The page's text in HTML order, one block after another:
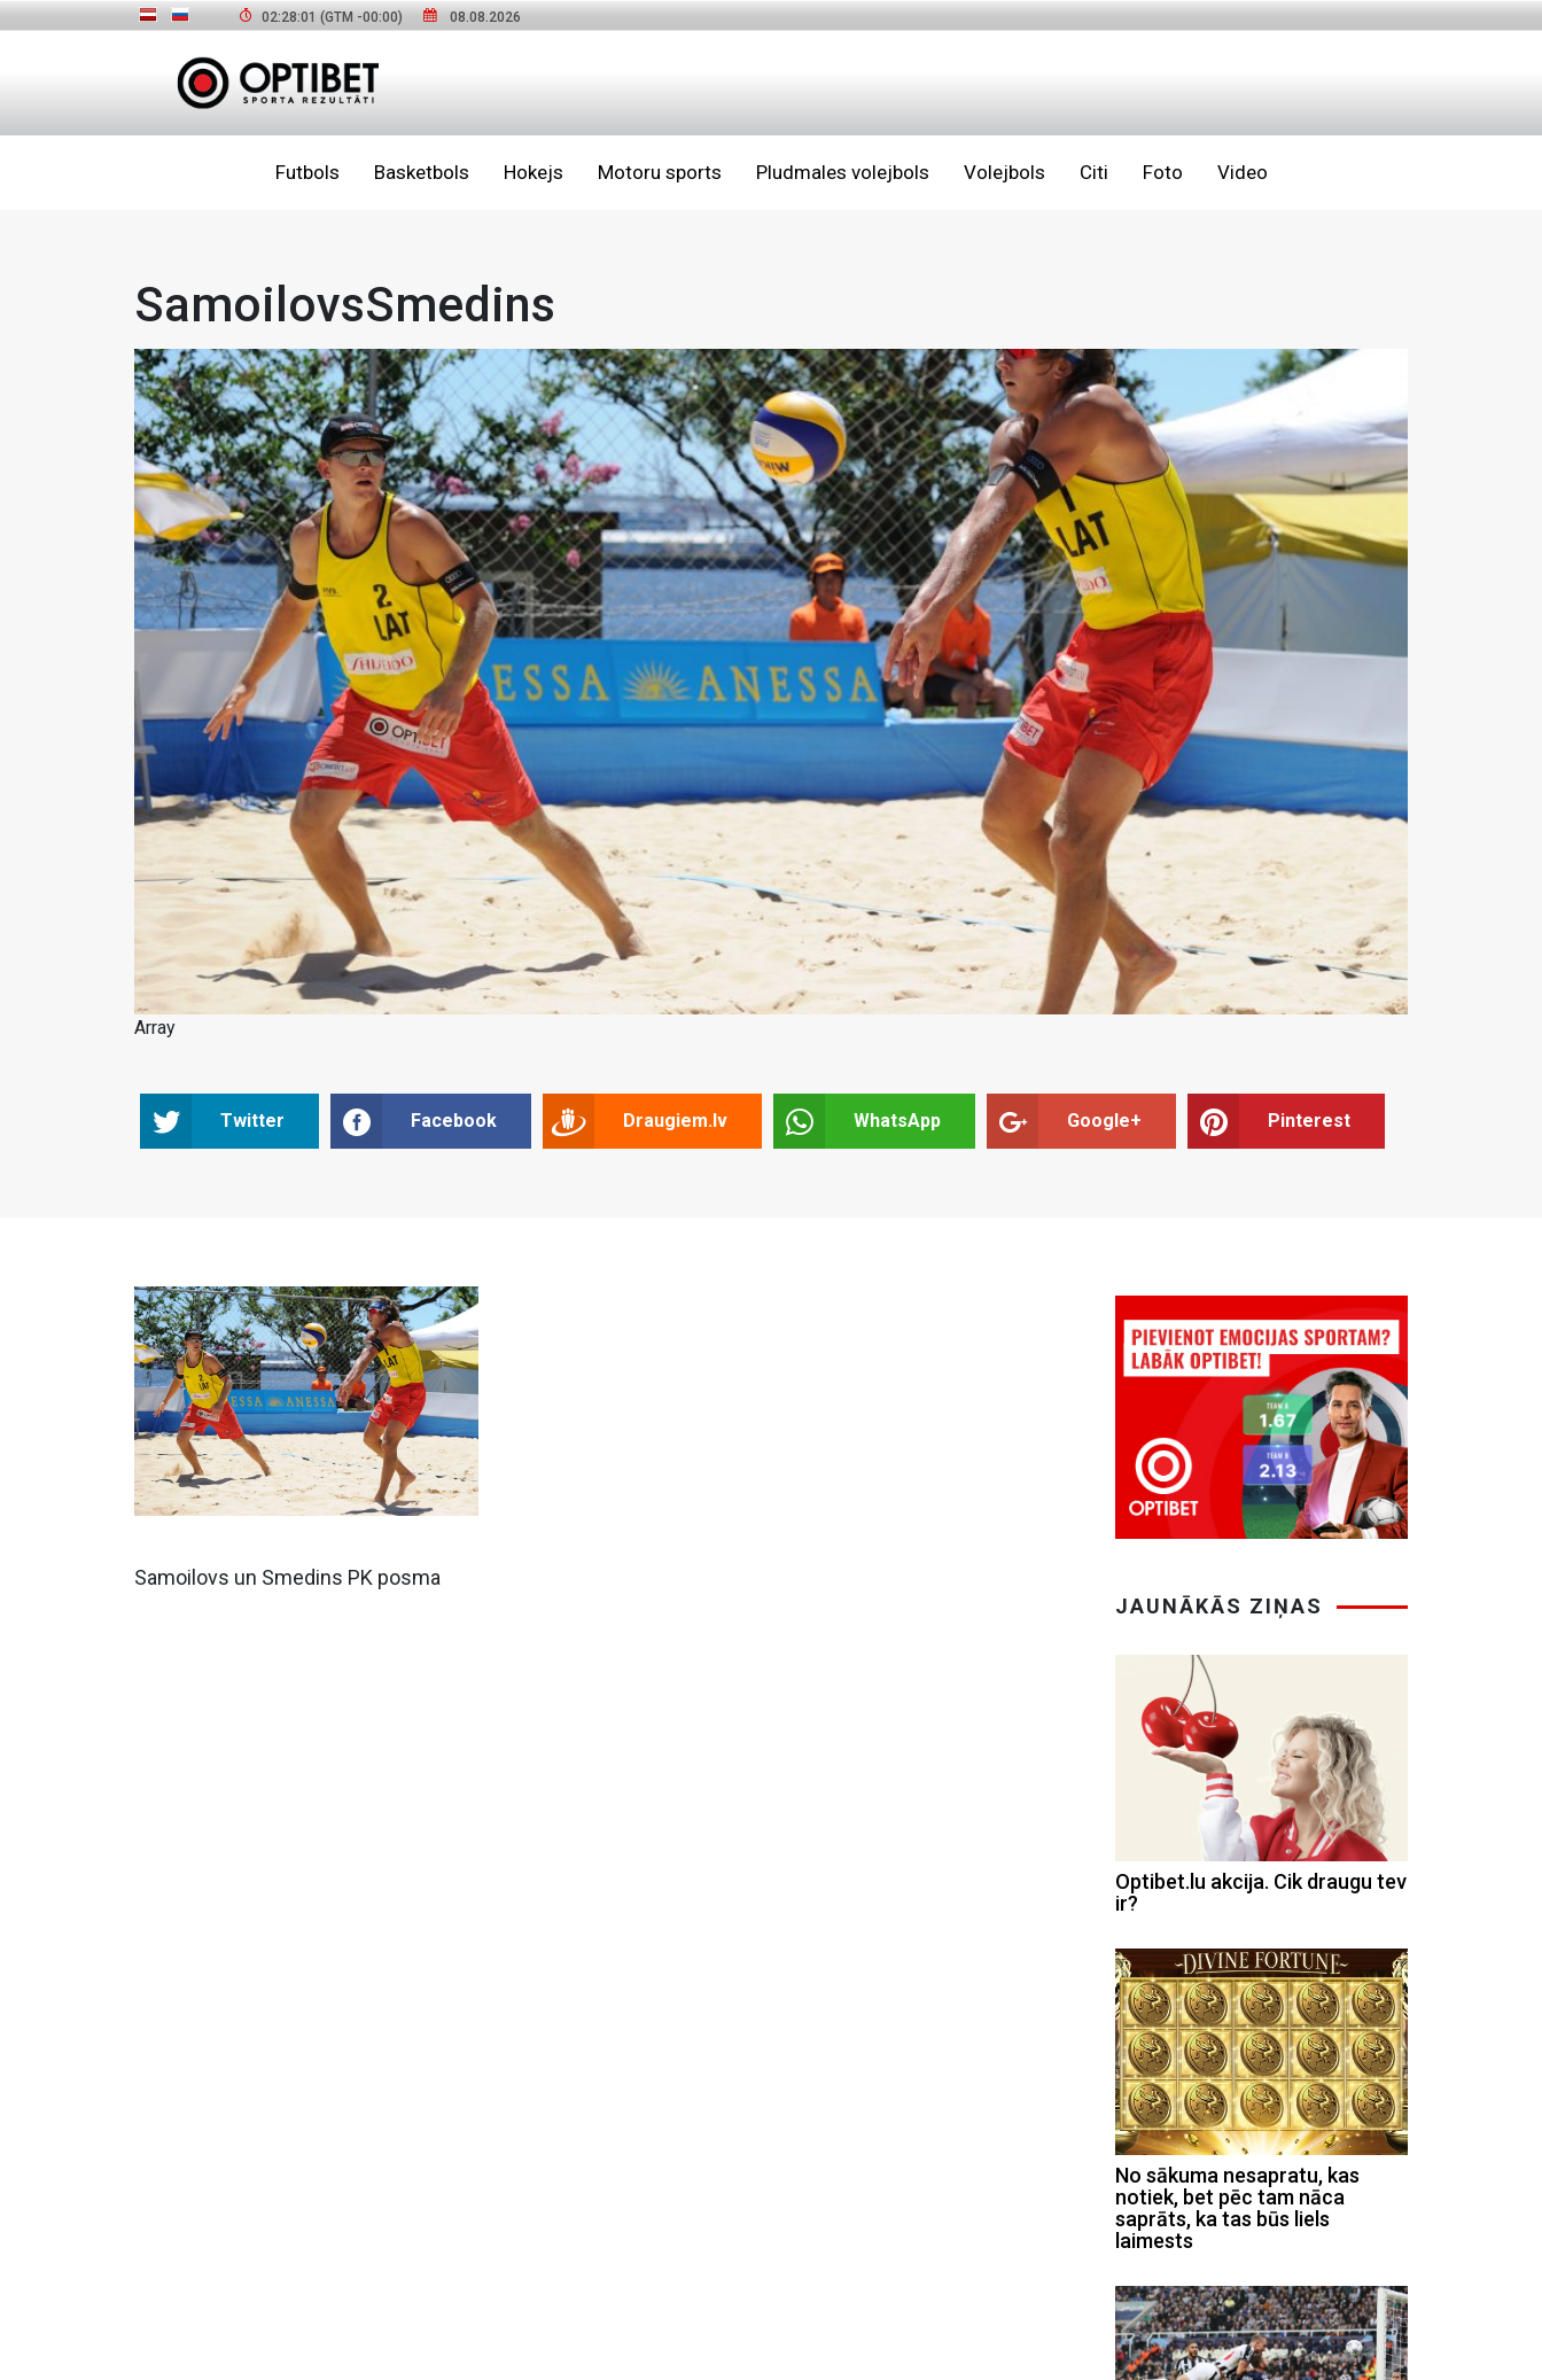
02:28:02 (GTM -00:00) 08.08.2026
Futbols Basketbols Hokejs Motoru sports Pludmales volejbols Volejbols Citi Foto Video
SamoilovsSmedins
Array
Twitter Facebook Draugiem.lv WhatsApp Google+ Pinterest
Samoilovs un Smedins PK posma
JAUNĀKĀS ZIŅAS
Optibet.lu akcija. Cik draugu tev
ir?
No sākuma nesapratu, kas
notiek, bet pēc tam nāca
saprāts, ka tas būs liels
laimests